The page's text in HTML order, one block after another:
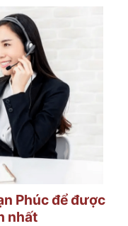
Phúc để được
nhất